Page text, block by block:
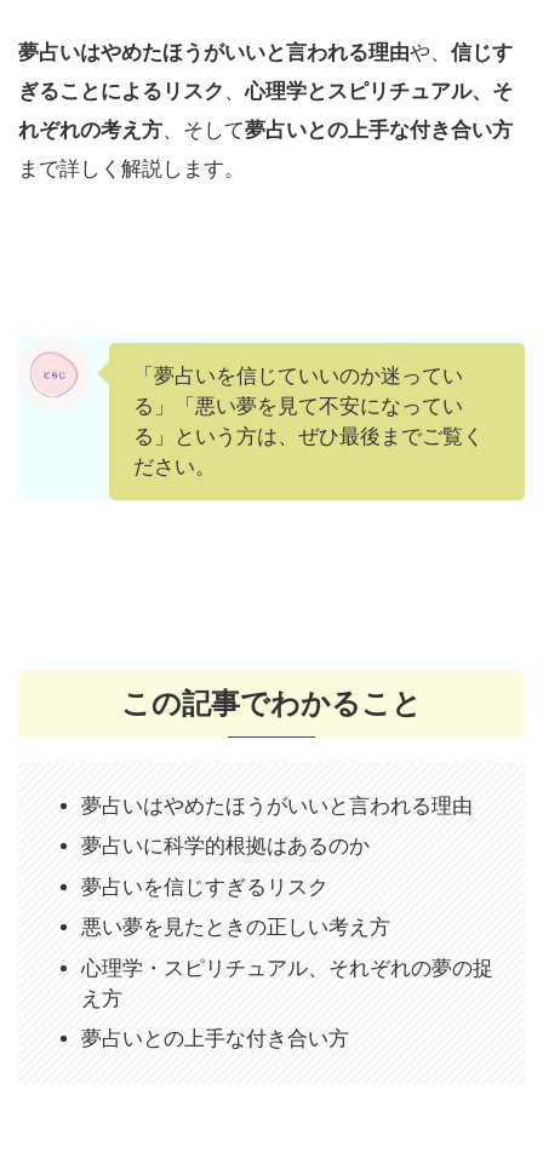
夢占いはやめたほうがいいと言われる理由や、 信じす
ぎることによるリスク 、心理学とスピリチュアル、そ
れぞれの考え方、そして夢占いとの上手な付き合い方
まで詳しく解説します。
「夢占いを信じていいのか迷ってい
る」「悪い夢を見て不安になってい
る」という方は、ぜひ最後までご覧く
ださい。
この記事でわかること
夢占いはやめたほうがいいと言われる理由
夢占いに科学的根拠はあるのか
夢占いを信じすぎるリスク
悪い夢を見たときの正しい考え方
心理学・スピリチュアル、それぞれの夢の捉
え方
夢占いとの上手な付き合い方